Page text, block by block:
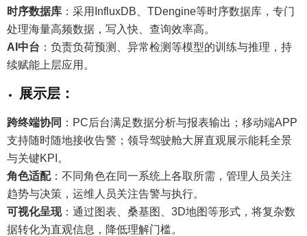
时序数据库 ：采用InfluxDB、TDengine等时序数据库，专门
处理海量高频数据，写入快、查询效率高。
AI中台 ： 负责负荷预测、异常检测等模型的训练与推理，持
续赋能上层应用。
展示层 ：
跨终端协同 ： PC后台满足数据分析与报表输出；移动端APP
支持随时随地接收告警；领导驾驶舱大屏直观展示能耗全景
与关键KPI。
角色适配： 不同角色在同一系统上各取所需，管理人员关注
趋势与决策，运维人员关注告警与执行。
可视化呈现： 通过图表、桑基图、3D地图等形式，将复杂数
据转化为直观信息，降低理解门槛。